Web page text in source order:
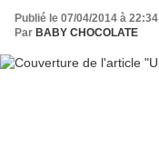
Publié le 07/04/2014 à 22:34
Par BABY CHOCOLATE